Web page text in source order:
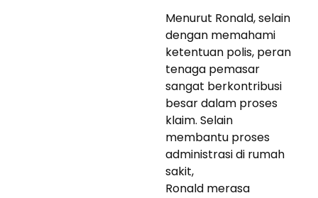
Menurut Ronald, selain
dengan memahami
ketentuan polis, peran
tenaga pemasar
sangat berkontribusi
besar dalam proses
klaim. Selain
membantu proses
administrasi di rumah
sakit,
Ronald merasa